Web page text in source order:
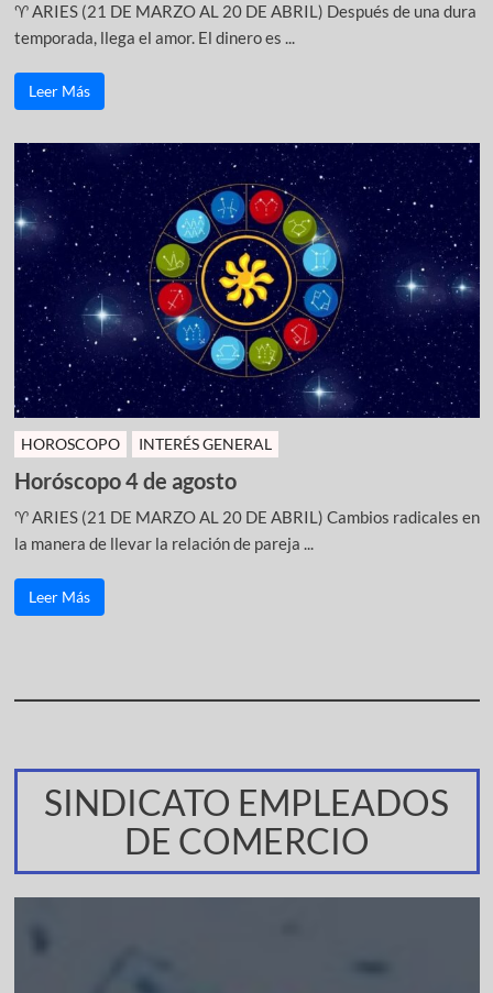
♈ ARIES (21 DE MARZO AL 20 DE ABRIL) Después de una dura
temporada, llega el amor. El dinero es ...
Leer Más
HOROSCOPO INTERÉS GENERAL
Horóscopo 4 de agosto
♈ ARIES (21 DE MARZO AL 20 DE ABRIL) Cambios radicales en
la manera de llevar la relación de pareja ...
Leer Más
SINDICATO EMPLEADOS
DE COMERCIO